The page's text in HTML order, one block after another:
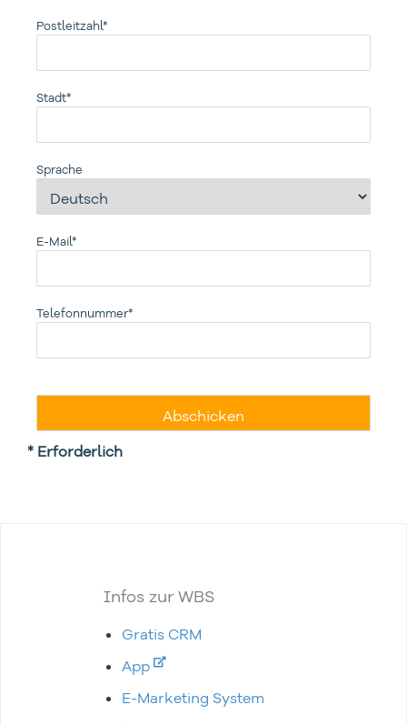
Postleitzahl*
Stadt*
Sprache
E-Mail*
Telefonnummer*
* Erforderlich
Infos zur WBS
Gratis CRM
App
E-Marketing System